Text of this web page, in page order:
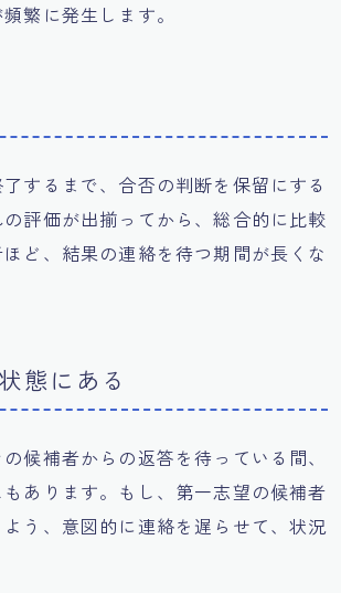
繁に発生します。
するまで、合否の判断を保留にする
評価が出揃ってから、総合的に比較
ど、結果の連絡を待つ期間が長くな
態にある
候補者からの返答を待っている間、
あります。もし、第一志望の候補者
う、意図的に連絡を遅らせて、状況